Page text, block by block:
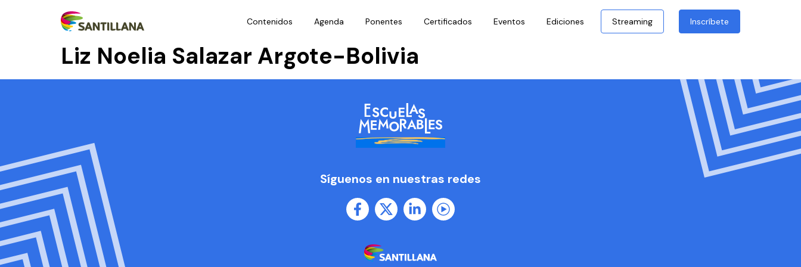
Contenidos Agenda Ponentes Certificados Eventos Ediciones Streaming Inscríbete
Liz Noelia Salazar Argote-Bolivia
Síguenos en nuestras redes